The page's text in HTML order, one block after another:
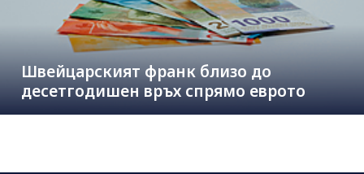
Швейцарският франк близо до
десетгодишен връх спрямо еврото